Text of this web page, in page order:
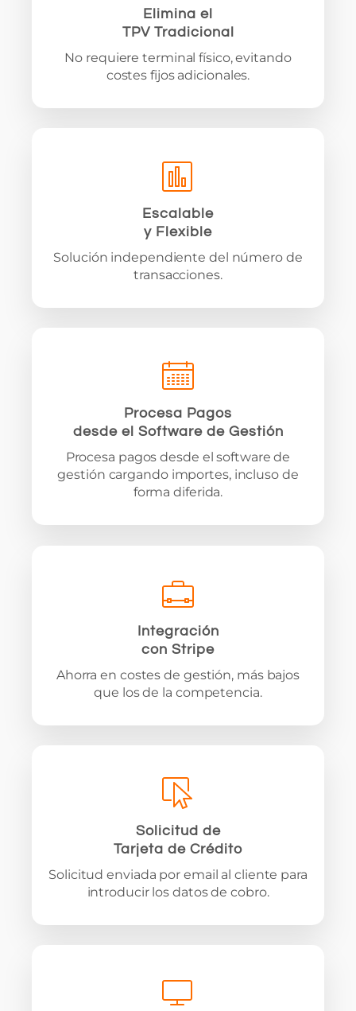
Elimina el
TPV Tradicional
No requiere terminal físico, evitando
costes fijos adicionales.
Escalable
y Flexible
Solución independiente del número de
transacciones.
Procesa Pagos
desde el Software de Gestión
Procesa pagos desde el software de
gestión cargando importes, incluso de
forma diferida.
Integración
con Stripe
Ahorra en costes de gestión, más bajos
que los de la competencia.
Solicitud de
Tarjeta de Crédito
Solicitud enviada por email al cliente para
introducir los datos de cobro.